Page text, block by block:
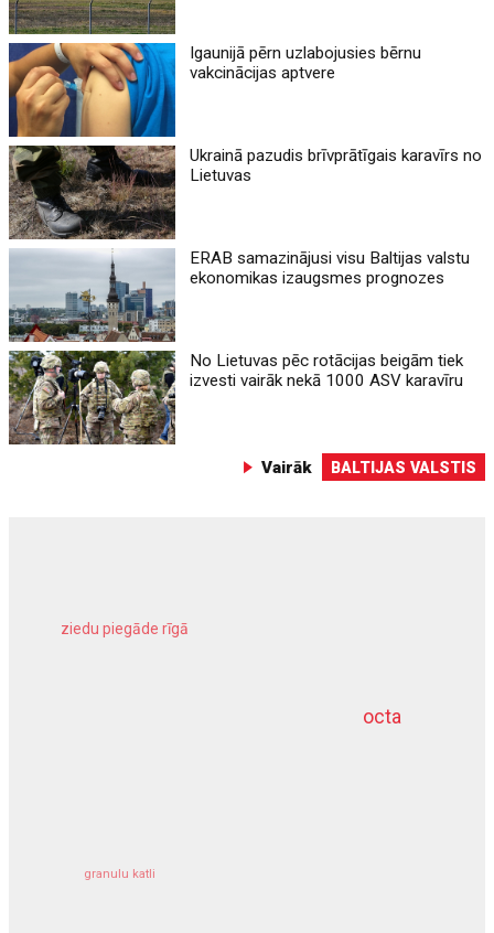
Igaunijā pērn uzlabojusies bērnu
vakcinācijas aptvere
Ukrainā pazudis brīvprātīgais karavīrs no
Lietuvas
ERAB samazinājusi visu Baltijas valstu
ekonomikas izaugsmes prognozes
No Lietuvas pēc rotācijas beigām tiek
izvesti vairāk nekā 1000 ASV karavīru
Vairāk BALTIJAS VALSTIS
octa
ziedu piegāde rīgā
granulu katli
dziļurbums